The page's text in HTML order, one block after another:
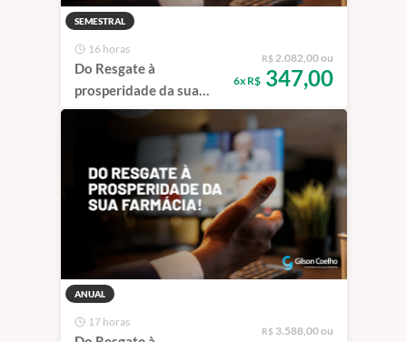
SEMESTRAL
16 horas
Do Resgate à
prosperidade da sua
farmácia - Semestral
R$ 2.082,00 ou
6x R$347,00
ANUAL
17 horas
R$ 3.588,00 ou